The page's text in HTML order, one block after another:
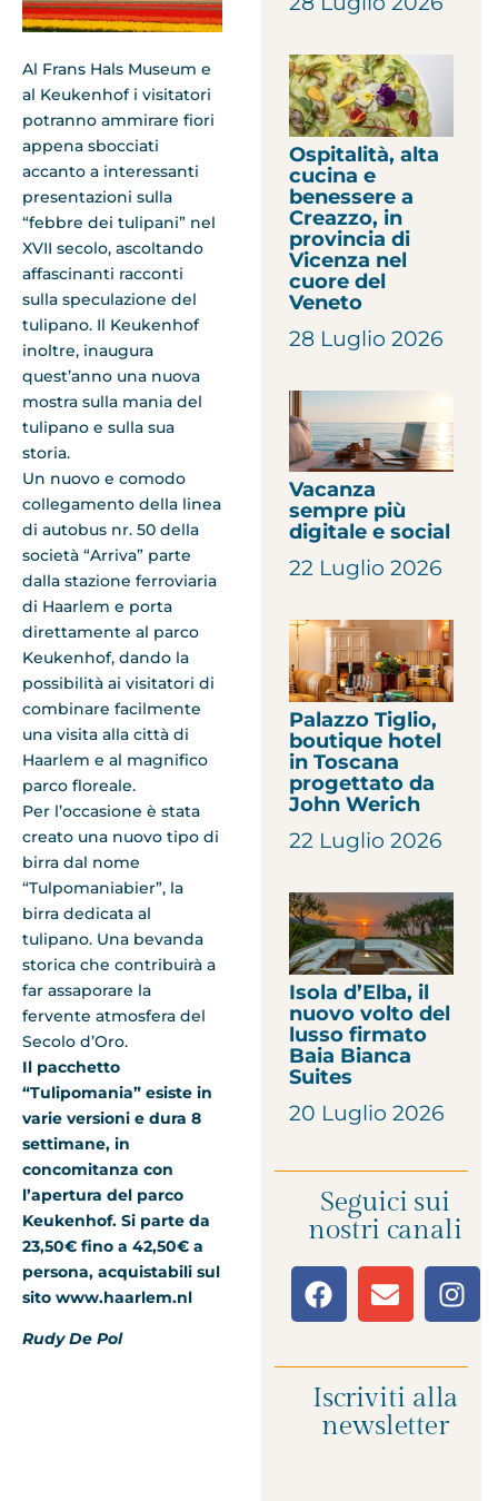
Al Frans Hals Museum e
al Keukenhof i visitatori
potranno ammirare fiori
appena sbocciati
accanto a interessanti
presentazioni sulla
“febbre dei tulipani” nel
XVII secolo, ascoltando
affascinanti racconti
sulla speculazione del
tulipano. Il Keukenhof
inoltre, inaugura
quest’anno una nuova
mostra sulla mania del
tulipano e sulla sua
storia.
Un nuovo e comodo
collegamento della linea
di autobus nr. 50 della
società “Arriva” parte
dalla stazione ferroviaria
di Haarlem e porta
direttamente al parco
Keukenhof, dando la
possibilità ai visitatori di
combinare facilmente
una visita alla città di
Haarlem e al magnifico
parco floreale.
Per l’occasione è stata
creato una nuovo tipo di
birra dal nome
“Tulpomaniabier”, la
birra dedicata al
tulipano. Una bevanda
storica che contribuirà a
far assaporare la
fervente atmosfera del
Secolo d’Oro.
Il pacchetto
“Tulipomania” esiste in
varie versioni e dura 8
settimane, in
concomitanza con
l’apertura del parco
Keukenhof. Si parte da
23,50€ fino a 42,50€ a
persona, acquistabili sul
sito www.haarlem.nl
Rudy De Pol
Ospitalità, alta
cucina e
benessere a
Creazzo, in
provincia di
Vicenza nel
cuore del
Veneto
28 Luglio 2026
Vacanza
sempre più
digitale e social
22 Luglio 2026
Palazzo Tiglio,
boutique hotel
in Toscana
progettato da
John Werich
22 Luglio 2026
Isola d’Elba, il
nuovo volto del
lusso firmato
Baia Bianca
Suites
20 Luglio 2026
Seguici sui
nostri canali
Iscriviti alla
newsletter